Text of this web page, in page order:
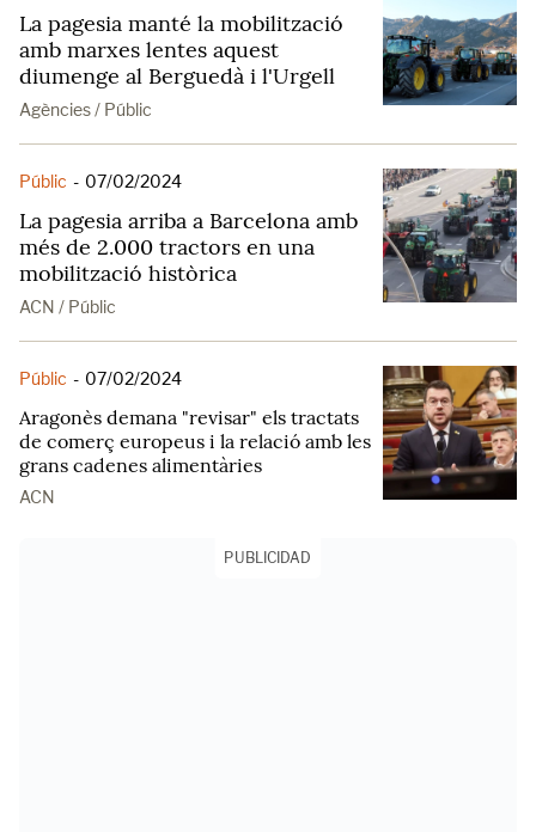
La pagesia manté la mobilització
amb marxes lentes aquest
diumenge al Berguedà i l'Urgell
Agències / Públic
Públic - 07/02/2024
La pagesia arriba a Barcelona amb
més de 2.000 tractors en una
mobilització històrica
ACN / Públic
Públic - 07/02/2024
Aragonès demana "revisar" els tractats
de comerç europeus i la relació amb les
grans cadenes alimentàries
ACN
PUBLICIDAD